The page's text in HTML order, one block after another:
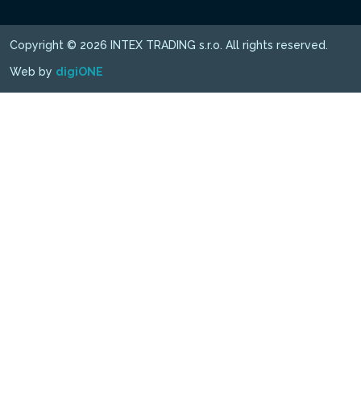
Copyright © 2026 INTEX TRADING s.r.o. All rights reserved.
Web by digiONE